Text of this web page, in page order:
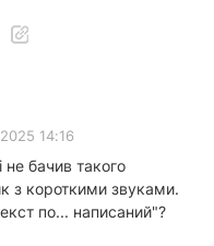
14:16
бачив такого
з короткими звуками.
по... написаний"?